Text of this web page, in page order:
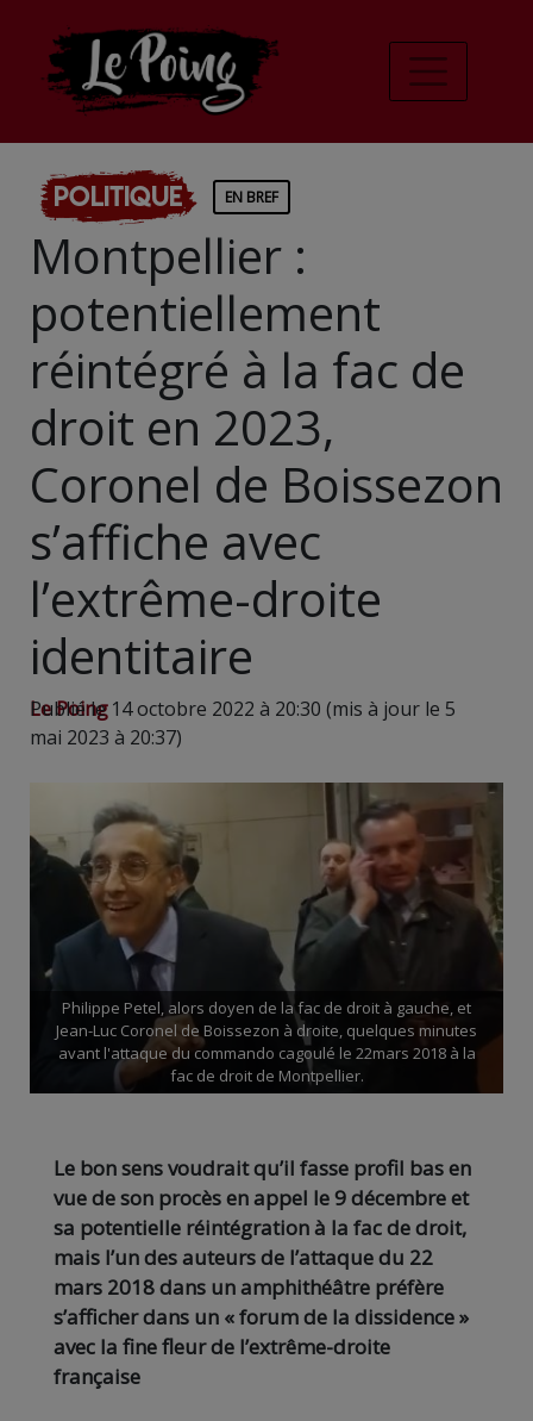
Politique EN BREF
Montpellier :
potentiellement
réintégré à la fac de
droit en 2023,
Coronel de Boissezon
s’affiche avec
l’extrême-droite
identitaire
Le Poing
Publié le 14 octobre 2022 à 20:30 (mis à jour le 5
mai 2023 à 20:37)
Philippe Petel, alors doyen de la fac de droit à gauche, et
Jean-Luc Coronel de Boissezon à droite, quelques minutes
avant l'attaque du commando cagoulé le 22mars 2018 à la
fac de droit de Montpellier.
Le bon sens voudrait qu’il fasse profil bas en
vue de son procès en appel le 9 décembre et
sa potentielle réintégration à la fac de droit,
mais l’un des auteurs de l’attaque du 22
mars 2018 dans un amphithéâtre préfère
s’afficher dans un « forum de la dissidence »
avec la fine fleur de l’extrême-droite
française